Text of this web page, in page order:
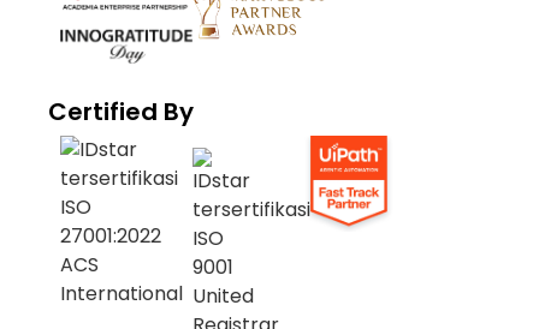
Certified By